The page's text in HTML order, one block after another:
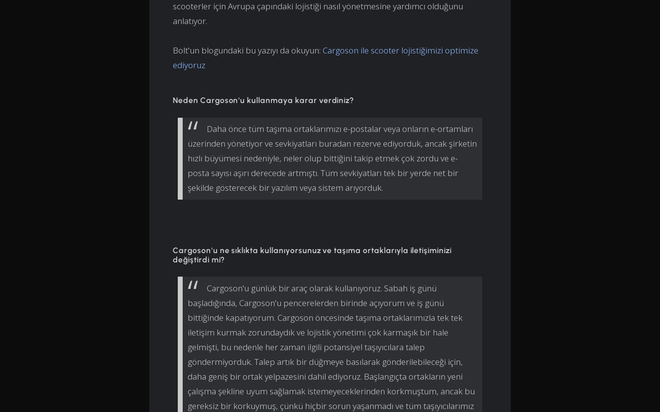
scooterler için Avrupa çapındaki lojistiği nasıl yönetmesine yardımcı olduğunu
anlatıyor.
Bolt'un blogundaki bu yazıyı da okuyun: Cargoson ile scooter lojistiğimizi optimize
ediyoruz
Neden Cargoson'u kullanmaya karar verdiniz?
Daha önce tüm taşıma ortaklarımızı e-postalar veya onların e-ortamları
üzerinden yönetiyor ve sevkiyatları buradan rezerve ediyorduk, ancak şirketin
hızlı büyümesi nedeniyle, neler olup bittiğini takip etmek çok zordu ve e-
posta sayısı aşırı derecede artmıştı. Tüm sevkiyatları tek bir yerde net bir
şekilde gösterecek bir yazılım veya sistem arıyorduk.
Cargoson'u ne sıklıkta kullanıyorsunuz ve taşıma ortaklarıyla iletişiminizi
değiştirdi mi?
Cargoson'u günlük bir araç olarak kullanıyoruz. Sabah iş günü
başladığında, Cargoson'u pencerelerden birinde açıyorum ve iş günü
bittiğinde kapatıyorum. Cargoson öncesinde taşıma ortaklarımızla tek tek
iletişim kurmak zorundaydık ve lojistik yönetimi çok karmaşık bir hale
gelmişti, bu nedenle her zaman ilgili potansiyel taşıyıcılara talep
göndermiyorduk. Talep artık bir düğmeye basılarak gönderilebileceği için,
daha geniş bir ortak yelpazesini dahil ediyoruz. Başlangıçta ortakların yeni
çalışma şekline uyum sağlamak istemeyeceklerinden korkmuştum, ancak bu
gereksiz bir korkuymuş, çünkü hiçbir sorun yaşanmadı ve tüm taşıyıcılarımız